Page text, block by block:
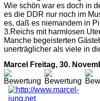
Wie schön war es doch in
es die DDR nur noch im
es, daß es niemandem in
3.Reichs mit harmlosen
Manche begeisterten
unerträglicher als viele in
Marcel
Freitag, 30.